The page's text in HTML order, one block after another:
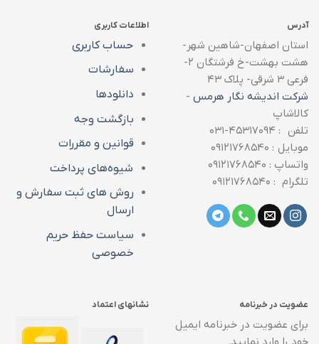
آدرس
استان اصفهان-شاهین شهر-
هشت بهشت-خ فرشتگان ۲-
فرعی ۳ شرقی- پلاک ۴۳
شرکت اندیشه نگار هرمس -
کالاشاپ
تلفن : ۴۵۳۱۷۰۹۴-۰۳۱
موبایل : ۰۹۱۲۱۷۶۸۵۴۰
واتساپ : ۰۹۱۲۱۷۶۸۵۴۰
تلگرام : ۰۹۱۲۱۷۶۸۵۴۰
اطلاعات کاربری
حساب کاربری
سفارشات
دانلودها
بازگشت وجه
قوانین و مقررات
شیوه‌های پرداخت
روش های ثبت سفارش و
ارسال
سیاست حفظ حریم
خصوصی
عضویت در خبرنامه
برای عضویت در خبرنامه ایمیل
نشانهای اعتماد